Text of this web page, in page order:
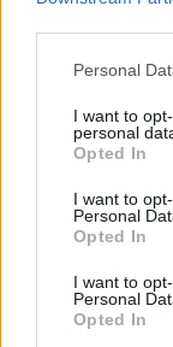
Personal
I want to
personal
Opted In
I want to
Personal
Opted In
I want to
Personal
Opted In
Ταμείο: 23€
Προπώληση
Φυσικά
Θέατρο
Το θέατρο
από την